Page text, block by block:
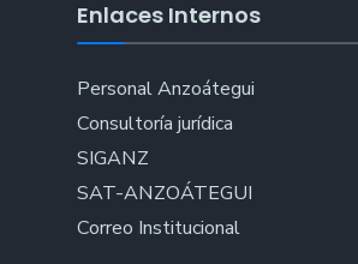
Enlaces Internos
Personal Anzoátegui
Consultoría jurídica
SIGANZ
SAT-ANZOÁTEGUI
Correo Institucional